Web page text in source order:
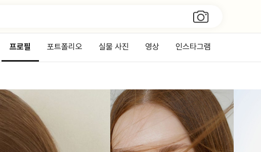
프로필 포트폴리오 실물 사진 영상 인스타그램